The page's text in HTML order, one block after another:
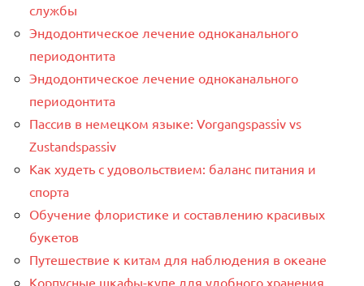
службы
Эндодонтическое лечение одноканального
периодонтита
Эндодонтическое лечение одноканального
периодонтита
Пассив в немецком языке: Vorgangspassiv vs
Zustandspassiv
Как худеть с удовольствием: баланс питания и
спорта
Обучение флористике и составлению красивых
букетов
Путешествие к китам для наблюдения в океане
Корпусные шкафы-купе для удобного хранения